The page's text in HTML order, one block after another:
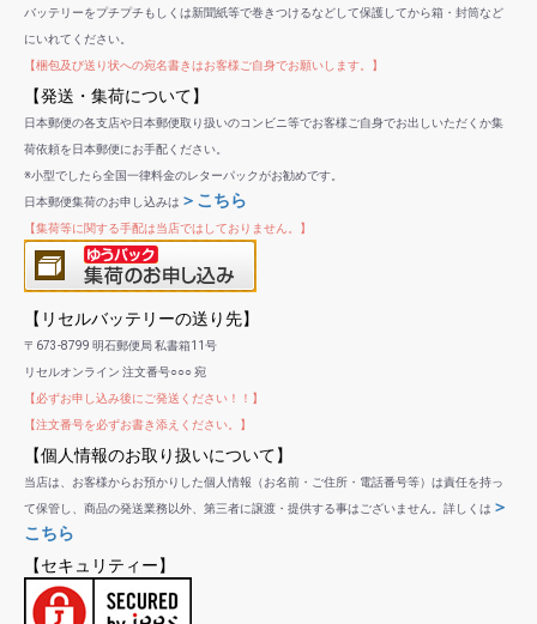
バッテリーをプチプチもしくは新聞紙等で巻きつけるなどして保護してから箱・封筒など
にいれてください。
【梱包及び送り状への宛名書きはお客様ご自身でお願いします。】
【発送・集荷について】
日本郵便の各支店や日本郵便取り扱いのコンビニ等でお客様ご自身でお出しいただくか集
荷依頼を日本郵便にお手配ください。
※小型でしたら全国一律料金のレターパックがお勧めです。
日本郵便集荷のお申し込みは ＞こちら
【集荷等に関する手配は当店ではしておりません。】
【リセルバッテリーの送り先】
〒673-8799 明石郵便局 私書箱11号
リセルオンライン 注文番号○○○ 宛
【必ずお申し込み後にご発送ください！！】
【注文番号を必ずお書き添えください。】
【個人情報のお取り扱いについて】
当店は、お客様からお預かりした個人情報（お名前・ご住所・電話番号等）は責任を持っ
て保管し、商品の発送業務以外、第三者に譲渡・提供する事はございません。詳しくは ＞
こちら
【セキュリティー】